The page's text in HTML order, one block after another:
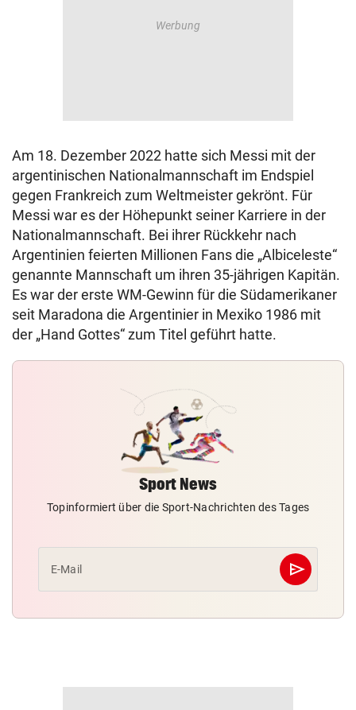
Am 18. Dezember 2022 hatte sich Messi mit der
argentinischen Nationalmannschaft im Endspiel
gegen Frankreich zum Weltmeister gekrönt. Für
Messi war es der Höhepunkt seiner Karriere in der
Nationalmannschaft. Bei ihrer Rückkehr nach
Argentinien feierten Millionen Fans die „Albiceleste“
genannte Mannschaft um ihren 35-jährigen Kapitän.
Es war der erste WM-Gewinn für die Südamerikaner
seit Maradona die Argentinier in Mexiko 1986 mit
der „Hand Gottes“ zum Titel geführt hatte.
Sport News
Topinformiert über die Sport-Nachrichten des Tages
E-Mail send
Abschicken